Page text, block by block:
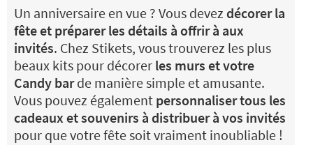
Un anniversaire en vue ? Vous devez décorer la
fête et préparer les détails à offrir à aux
invités. Chez Stikets, vous trouverez les plus
beaux kits pour décorer les murs et votre
Candy barde manière simple et amusante.
Vous pouvez également personnaliser tous les
cadeaux et souvenirs à distribuer à vos invités
pour que votre fête soit vraiment inoubliable !